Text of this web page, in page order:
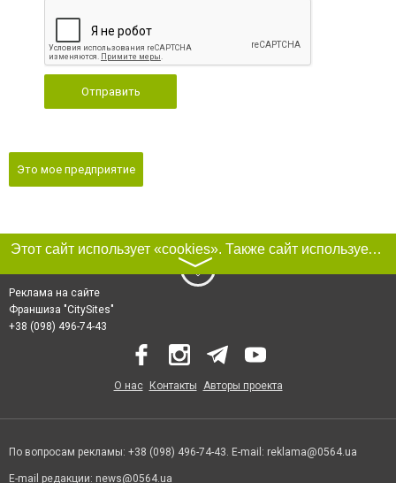
Отправить
Это мое предприятие
Этот сайт использует «cookies». Также сайт использует интернет-сервис для сбора технических данных касательно посетителей с целью получения маркетинговой и статистической информации. Условия обработки данных посетителей сайта см.
〉
Реклама на сайте
Франшиза "CitySites"
+38 (098) 496-74-43
О нас Контакты Авторы проекта
По вопросам рекламы: +38 (098) 496-74-43. E-mail: reklama@0564.ua
E-mail редакции: news@0564.ua